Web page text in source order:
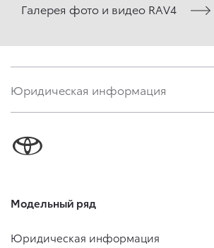
Галерея фото и видео RAV4
Юридическая информация
Модельный ряд
Юридическая информация